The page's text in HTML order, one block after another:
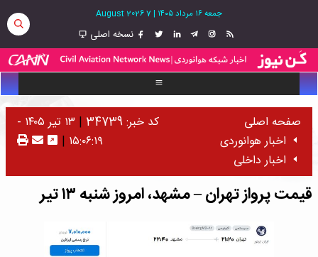
جمعه ۱۶ مرداد ۱۴۰۵ |
7 August 2026
نسخه اصلی
صفحه اصلی
اخبار هوانوردی
اخبار داخلی
کد خبر: 34739 |
۱۳ تیر ۱۴۰۵ -
۱۵:۰۶:۱۹ |
قیمت پرواز تهران – مشهد، امروز شنبه ۱۳ تیر